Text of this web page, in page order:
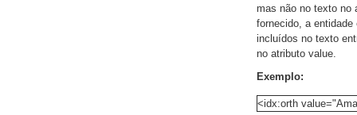
mas não no texto no
fornecido, a
incluídos no texto
no atributo value.
Exemplo:
<idx:orth